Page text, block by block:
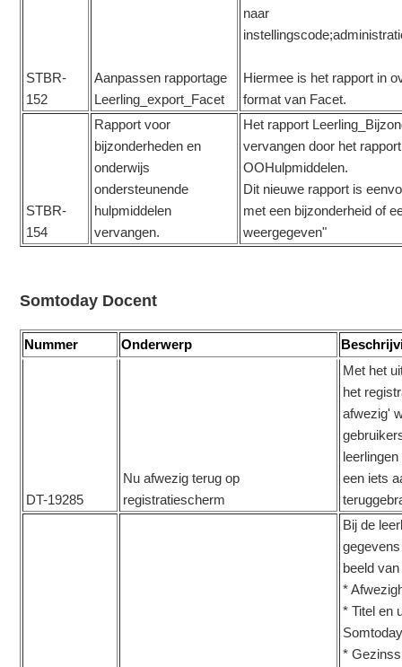
STBR-
152
Aanpassen rapportage
Leerling_export_Facet
naar
Hiermee is het rapport in
format van Facet.
STBR-
154
Rapport voor
bijzonderheden en
onderwijs
ondersteunende
hulpmiddelen
vervangen.
Het rapport
vervangen door het
OOHulpmiddelen.
Dit nieuwe rapport is
met een bijzonderheid of
weergegeven"
Somtoday Docent
Nummer Onderwerp
DT-19285
Nu afwezig terug op
registratiescherm
Met het
het
afwezig'
een iets
Bij de
beeld
*
* Titel en
*